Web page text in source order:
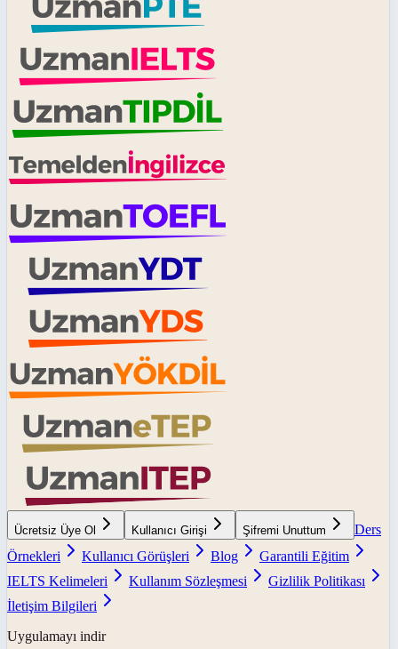
Ücretsiz Üye Ol Kullanıcı Girişi Şifremi Unuttum
Ders
Örnekleri
Kullanıcı Görüşleri Blog
Garantili Eğitim
IELTS Kelimeleri
Kullanım Sözleşmesi
Gizlilik Politikası
İletişim Bilgileri
Uygulamayı indir